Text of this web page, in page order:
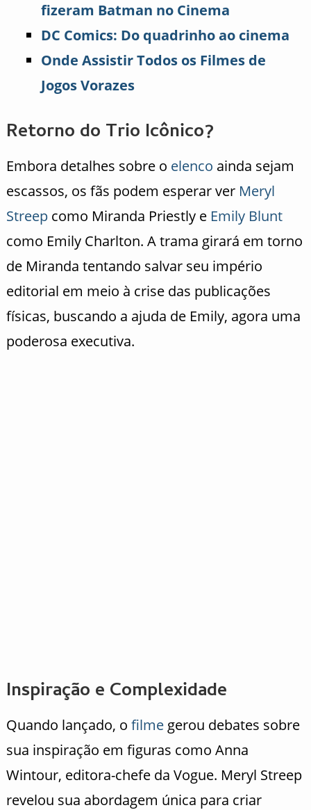
fizeram Batman no Cinema
DC Comics: Do quadrinho ao cinema
Onde Assistir Todos os Filmes de
Jogos Vorazes
Retorno do Trio Icônico?
Embora detalhes sobre o elenco ainda sejam
escassos, os fãs podem esperar ver Meryl
Streepcomo Miranda Priestly e Emily Blunt
como Emily Charlton. A trama girará em torno
de Miranda tentando salvar seu império
editorial em meio à crise das publicações
físicas, buscando a ajuda de Emily, agora uma
poderosa executiva.
Inspiração e Complexidade
Quando lançado, o filmegerou debates sobre
sua inspiração em figuras como Anna
Wintour, editora-chefe da Vogue. Meryl Streep
revelou sua abordagem única para criar